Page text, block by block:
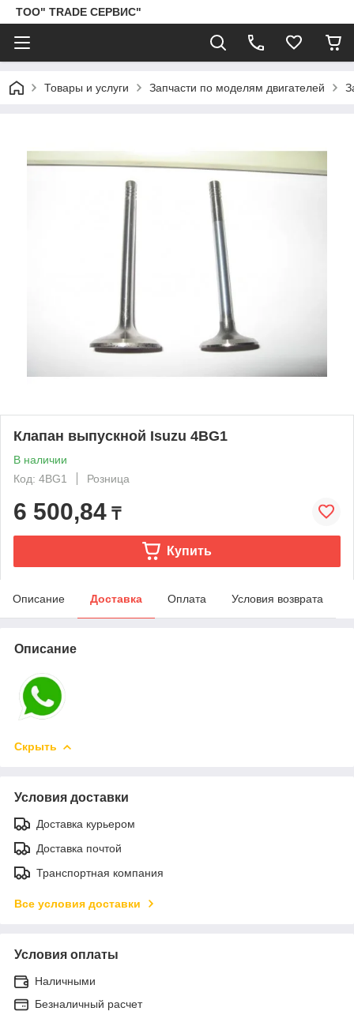
ТОО" TRADE СЕРВИС"
Товары и услуги Запчасти по моделям двигателей
Клапан выпускной Isuzu 4BG1
В наличии
Код: 4BG1
Розница
6 500,84 ₸
Купить
Описание Доставка Оплата Условия возврата
Описание
Скрыть
Условия доставки
Доставка курьером
Доставка почтой
Транспортная компания
Все условия доставки
Условия оплаты
Наличными
Безналичный расчет